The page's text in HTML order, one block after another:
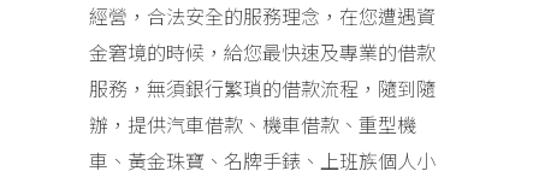
經營，合法安全的服務理念，在您遭遇資
金窘境的時候，給您最快速及專業的借款
服務，無須銀行繁瑣的借款流程，隨到隨
辦，提供汽車借款、機車借款、重型機
車、黃金珠寶、名牌手錶、上班族個人小